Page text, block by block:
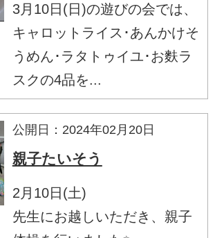
3月10日(日)の遊びの会では、
キャロットライス･あんかけそ
うめん･ラタトゥイユ･お麩ラ
スクの4品を...
公開日：2024年02月20日
親子たいそう
2月10日(土)
先生にお越しいただき、親子